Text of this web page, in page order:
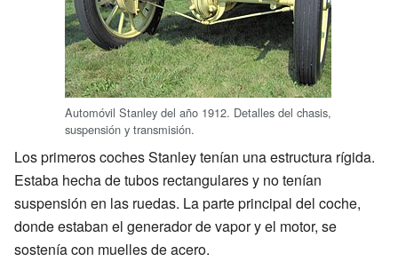
Automóvil Stanley del año 1912. Detalles del chasis,
suspensión y transmisión.
Los primeros coches Stanley tenían una estructura rígida.
Estaba hecha de tubos rectangulares y no tenían
suspensión en las ruedas. La parte principal del coche,
donde estaban el generador de vapor y el motor, se
sostenía con muelles de acero.